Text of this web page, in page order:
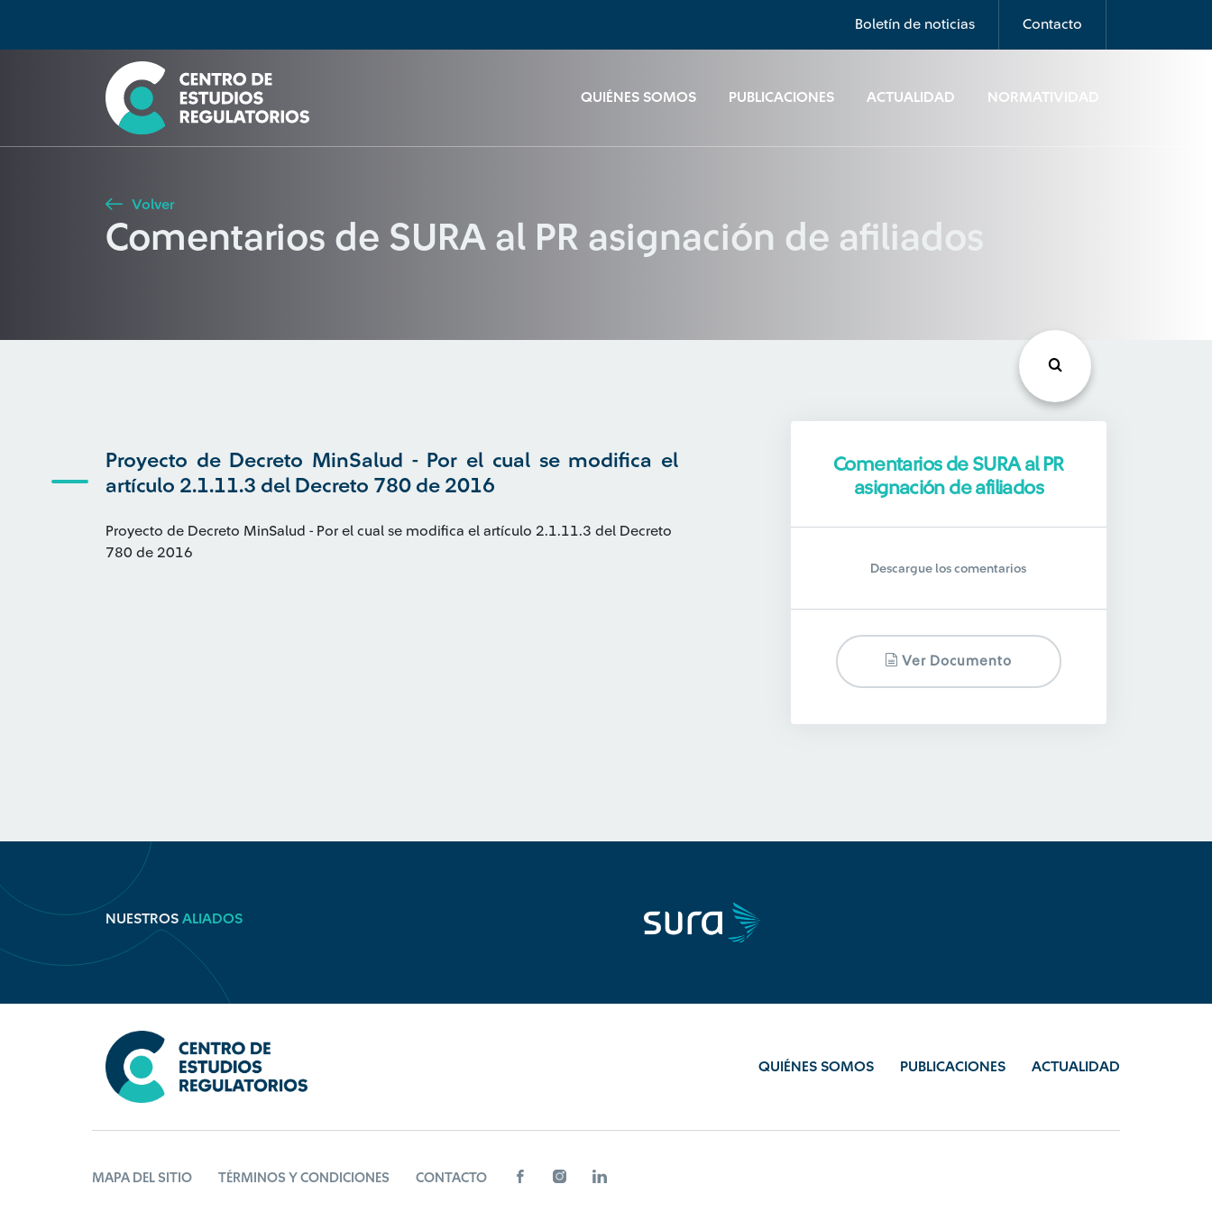
Boletín de noticias Contacto
QUIÉNES SOMOS PUBLICACIONES ACTUALIDAD NORMATIVIDAD
Seleccione país
Buscar
Volver
Comentarios de SURA al PR asignación de afiliados
Proyecto de Decreto MinSalud - Por el cual se modifica el
artículo 2.1.11.3 del Decreto 780 de 2016
Proyecto de Decreto MinSalud - Por el cual se modifica el artículo 2.1.11.3 del Decreto
780 de 2016
Comentarios de SURA al PR
asignación de afiliados
Descargue los comentarios
Ver Documento
NUESTROS ALIADOS
QUIÉNES SOMOS PUBLICACIONES ACTUALIDAD
MAPA DEL SITIO TÉRMINOS Y CONDICIONES CONTACTO